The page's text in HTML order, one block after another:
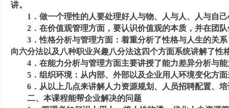
讲。
1．做一个理性的人要处理好人与物、人与人、人与自
2．在价值观管理方面，要认识价值观的本质，并在团
3．性格分析与管理方面：着重分析了性格与人生的关系
向六分法以及八种职业兴趣八分法这四个方面系统讲解了性
4．在能力分析与管理方面主要讲授了能力差异分析与
5．组织环境：从内部、外部以及企业用人环境变化方
6．从以上几点来讲解人力资源规划、人员招聘配置、
二、本课程能帮企业解决的问题